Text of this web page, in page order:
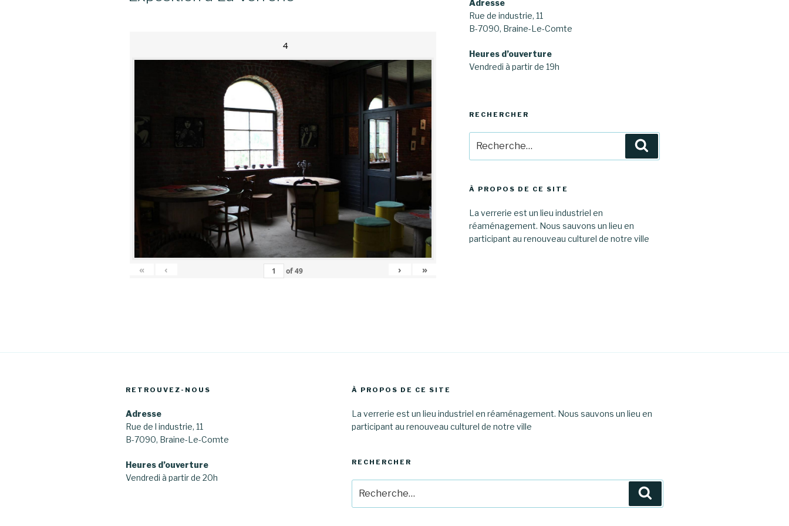
4
« ‹ of49 › »
Adresse
Rue de industrie, 11
B-7090, Braine-Le-Comte
Heures d’ouverture
Vendredi à partir de 19h
RECHERCHER
pour
:
À PROPOS DE CE SITE
La verrerie est un lieu industriel en
réaménagement. Nous sauvons un lieu en
participant au renouveau culturel de notre ville
RETROUVEZ-NOUS
Adresse
Rue de l industrie, 11
B-7090, Braine-Le-Comte
Heures d’ouverture
Vendredi à partir de 20h
À PROPOS DE CE SITE
La verrerie est un lieu industriel en réaménagement. Nous sauvons un lieu en
participant au renouveau culturel de notre ville
RECHERCHER
pour
: